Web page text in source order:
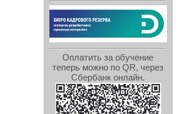
Оплатить за обучение
теперь можно по QR, через
Сбербанк онлайн.